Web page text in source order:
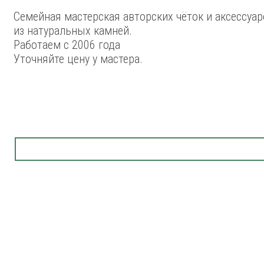
Семейная мастерская авторских чёток и
из натуральных камней.
Работаем с 2006 года
Уточняйте цену у мастера.